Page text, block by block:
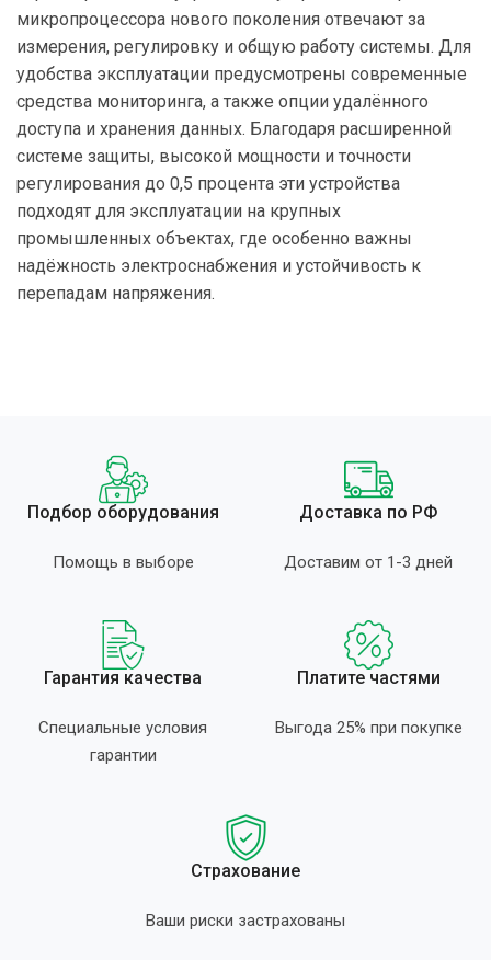
микропроцессора нового поколения отвечают за
измерения, регулировку и общую работу системы. Для
удобства эксплуатации предусмотрены современные
средства мониторинга, а также опции удалённого
доступа и хранения данных. Благодаря расширенной
системе защиты, высокой мощности и точности
регулирования до 0,5 процента эти устройства
подходят для эксплуатации на крупных
промышленных объектах, где особенно важны
надёжность электроснабжения и устойчивость к
перепадам напряжения.
Подбор оборудования
Помощь в выборе
Доставка по РФ
Доставим от 1-3 дней
Гарантия качества
Специальные условия
гарантии
Платите частями
Выгода 25% при покупке
Страхование
Ваши риски застрахованы